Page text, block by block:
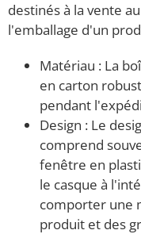
destinés à la vente
l'emballage d'un
Matériau : La
en carton
pendant
Design : Le
comprend
fenêtre en
le casque à
comporter une
produit et des